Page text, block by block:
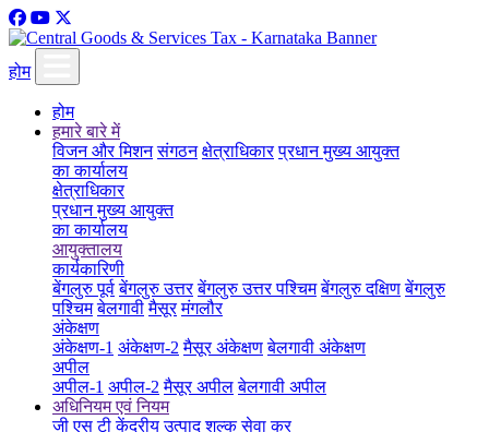
होम
होम
हमारे बारे में
विजन और मिशन संगठन क्षेत्राधिकार प्रधान मुख्य आयुक्त
का कार्यालय
क्षेत्राधिकार
प्रधान मुख्य आयुक्त
का कार्यालय
आयुक्तालय
कार्यकारिणी
बेंगलुरु पूर्व बेंगलुरु उत्तर बेंगलुरु उत्तर पश्चिम बेंगलुरु दक्षिण बेंगलुरु
पश्चिम बेलगावी मैसूर मंगलौर
अंकेक्षण
अंकेक्षण-1 अंकेक्षण-2 मैसूर अंकेक्षण बेलगावी अंकेक्षण
अपील
अपील-1 अपील-2 मैसूर अपील बेलगावी अपील
अधिनियम एवं नियम
जी एस टी केंद्रीय उत्पाद शुल्क सेवा कर